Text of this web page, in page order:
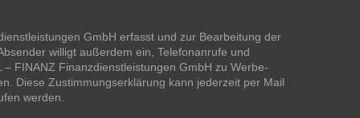
GmbH erfasst und zur Bearbeitung der
willigt außerdem ein, Telefonanrufe und
FINANZ Finanzdienstleistungen GmbH zu Werbe-
Diese Zustimmungserklärung kann jederzeit per Mail
werden.